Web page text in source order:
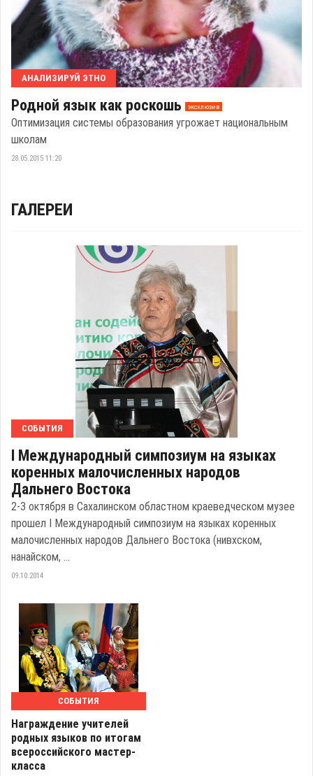
АНАЛИЗИРУЙ ЭТНО
Родной язык как роскошь эксклюзив
Оптимизация системы образования угрожает национальным
школам
28.05.2015 11:20
ГАЛЕРЕИ
СОБЫТИЯ
I Международный симпозиум на языках
коренных малочисленных народов
Дальнего Востока
2-3 октября в Сахалинском областном краеведческом музее
прошел I Международный симпозиум на языках коренных
малочисленных народов Дальнего Востока (нивхском,
нанайском, ...
09.10.2014
СОБЫТИЯ
Награждение учителей
родных языков по итогам
всероссийского мастер-
класса